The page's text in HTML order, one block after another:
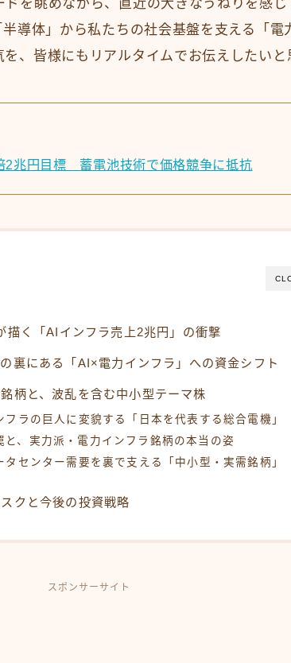
を眺めながら、直近の大きなうねりを感じ
導体」から私たちの社会基盤を支える「電
、皆様にもリアルタイムでお伝えしたいと
2兆円目標 蓄電池技術で価格競争に抵抗
描く「AIインフラ売上2兆円」の衝撃
裏にある「AI×電力インフラ」への資金シフト
柄と、波乱を含む中小型テーマ株
フラの巨人に変貌する「日本を代表する総合電機」
と、実力派・電力インフラ銘柄の本当の姿
タセンター需要を裏で支える「中小型・実需銘柄」
クと今後の投資戦略
スポンサーサイト